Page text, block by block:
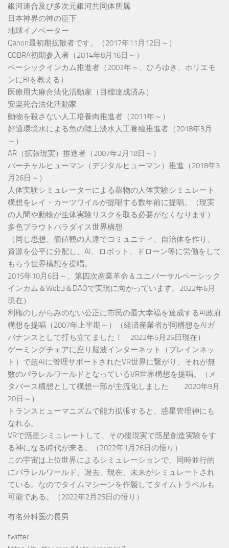
銀河連合及び多次元銀河共同体所属
日本神界の神の臣下
地球イノベーター
Qanon最初期拡散者です。（2017年11月12日～）
COBRA初期参入者（2014年8月16日～）
ベーシックインカム推進者（2003年～、ひろゆき、ホリエモ
ンにBIを教える）
医療用大麻合法化活動家（目標達成済み）
安楽死合法化活動家
動物を殺さない人工培養肉推進者（2011年～）
好適環境水による魚の陸上淡水人工養殖推進者（2018年3月
～）
AR（拡張現実）推進者（2007年2月18日～）
バーチャルヒューマン（デジタルヒューマン）推進（2018年3
月26日～）
人体実験シミュレーターによる薬物の人体実験シミュレート
構想をレイ・カーツワイルが提唱する数年前に提唱。（現実
の人間や動物が生体実験リスクを取る必要がなくなります）
多色プラウトパラダイス世界構想
（同じ思想、価値観の人達でコミュニティ、自治体を作り、
資源を公平に分配し、AI、ロボット、ドローン等に労働をして
もらう世界構想を提唱。
2015年10月6日～、第四次産業革命＆ユニバーサルベーシック
インカム＆Web3＆DAOで実現に向かっています。2022年6月
現在）
利権のしがらみのない公正に市民の最大幸福を達成するAI政府
構想を提唱（2007年上半期～）（経済産業省が同構想をAIガ
バナンスとして打ち立てました！ 2022年5月25日現在）
ゲーミングチェアに座り脳波インターネット（ブレインネッ
ト）で超AIに管理サポートされたVR世界に繋がり、それが無
数のパラレルワールドとなっているVR世界構想を提唱。（メ
タバース構想として構想一部が主流化しました 2020年9月
20日～）
トランスヒューマニズムで能力拡張すると、惑星管理神にも
なれる。
VRで惑星シミュレートして、その後現実で惑星創造実験をす
る神になる時代が来る。（2022年1月26日の悟り）
この宇宙は上位世界によるシミュレーションで、同時並行的
にパラレルワールド、過去、現在、未来がシミュレートされ
ている。なのでタイムマシーンを作製してタイムトラベルも
可能である。（2022年2月25日の悟り）
有名外科医の長男
twitter